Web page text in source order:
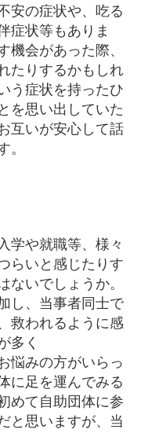
安の症状や、吃る
症状等もありま
機会があった際、
たりするかもしれ
う症状を持ったひ
を思い出していた
互いが安心して話
。
学や就職等、様々
らいと感じたりす
ないでしょうか。
し、当事者同士で
救われるように感
多く
悩みの方がいらっ
に足を運んでみる
めて自助団体に参
と思いますが、当